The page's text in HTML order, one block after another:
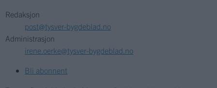
Redaksjon
post@tysver-bygdeblad.no
Administrasjon
irene.oerke@tysver-bygdeblad.no
Bli abonnent